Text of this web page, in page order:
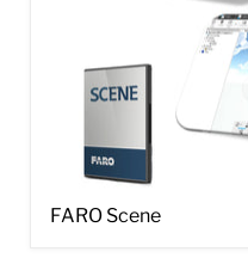
Scene
FARO Scene